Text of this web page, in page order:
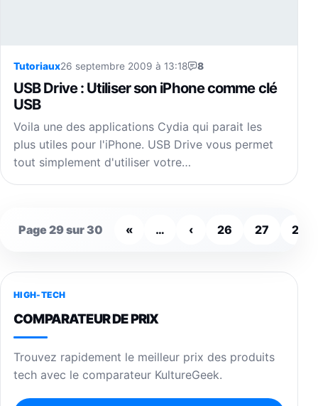
Tutoriaux26 septembre 2009 à 13:18 8
USB Drive : Utiliser son iPhone comme clé
USB
Voila une des applications Cydia qui parait les
plus utiles pour l'iPhone. USB Drive vous permet
tout simplement d'utiliser votre…
Page 29 sur 30 « … ‹ 26 27 28
HIGH-TECH
COMPARATEUR DE PRIX
Trouvez rapidement le meilleur prix des produits
tech avec le comparateur KultureGeek.